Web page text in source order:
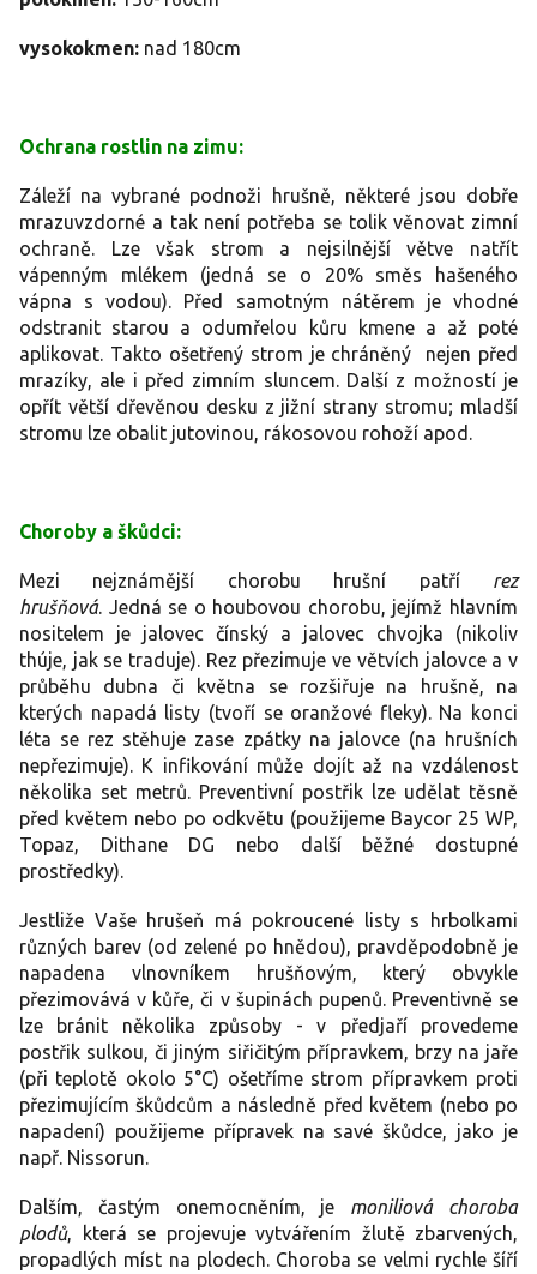
vysokokmen: nad 180cm
Ochrana rostlin na zimu:
Záleží na vybrané podnoži hrušně, některé jsou dobře
mrazuvzdorné a tak není potřeba se tolik věnovat zimní
ochraně. Lze však strom a nejsilnější větve natřít
vápenným mlékem (jedná se o 20% směs hašeného
vápna s vodou). Před samotným nátěrem je vhodné
odstranit starou a odumřelou kůru kmene a až poté
aplikovat. Takto ošetřený strom je chráněný nejen před
mrazíky, ale i před zimním sluncem. Další z možností je
opřít větší dřevěnou desku z jižní strany stromu; mladší
stromu lze obalit jutovinou, rákosovou rohoží apod.
Choroby a škůdci:
Mezi nejznámější chorobu hrušní patří rez
hrušňová. Jedná se o houbovou chorobu, jejímž hlavním
nositelem je jalovec čínský a jalovec chvojka (nikoliv
thúje, jak se traduje). Rez přezimuje ve větvích jalovce a v
průběhu dubna či května se rozšiřuje na hrušně, na
kterých napadá listy (tvoří se oranžové fleky). Na konci
léta se rez stěhuje zase zpátky na jalovce (na hrušních
nepřezimuje). K infikování může dojít až na vzdálenost
několika set metrů. Preventivní postřik lze udělat těsně
před květem nebo po odkvětu (použijeme Baycor 25 WP,
Topaz, Dithane DG nebo další běžné dostupné
prostředky).
Jestliže Vaše hrušeň má pokroucené listy s hrbolkami
různých barev (od zelené po hnědou), pravděpodobně je
napadena vlnovníkem hrušňovým, který obvykle
přezimovává v kůře, či v šupinách pupenů. Preventivně se
lze bránit několika způsoby - v předjaří provedeme
postřik sulkou, či jiným siřičitým přípravkem, brzy na jaře
(při teplotě okolo 5°C) ošetříme strom přípravkem proti
přezimujícím škůdcům a následně před květem (nebo po
napadení) použijeme přípravek na savé škůdce, jako je
např. Nissorun.
Dalším, častým onemocněním, je moniliová choroba
plodů, která se projevuje vytvářením žlutě zbarvených,
propadlých míst na plodech. Choroba se velmi rychle šíří